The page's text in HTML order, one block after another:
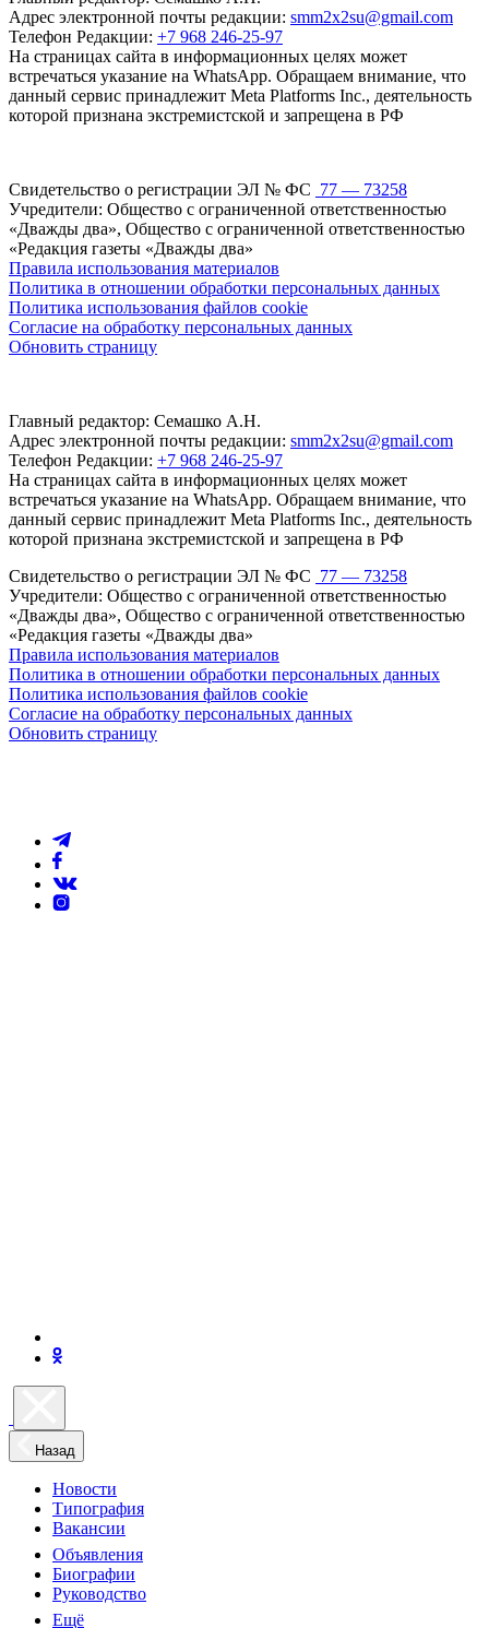
Адрес электронной почты редакции: smm2x2su@gmail.com
Телефон Редакции: +7 968 246-25-97
На страницах сайта в информационных целях может
встречаться указание на WhatsApp. Обращаем внимание, что
данный сервис принадлежит Meta Platforms Inc., деятельность
которой признана экстремистской и запрещена в РФ
Свидетельство о регистрации ЭЛ № ФС 77 — 73258
Учредители: Общество с ограниченной ответственностью
«Дважды два», Общество с ограниченной ответственностью
«Редакция газеты «Дважды два»
Правила использования материалов
Политика в отношении обработки персональных данных
Политика использования файлов cookie
Согласие на обработку персональных данных
Обновить страницу
Главный редактор: Семашко А.Н.
Адрес электронной почты редакции: smm2x2su@gmail.com
Телефон Редакции: +7 968 246-25-97
На страницах сайта в информационных целях может
встречаться указание на WhatsApp. Обращаем внимание, что
данный сервис принадлежит Meta Platforms Inc., деятельность
которой признана экстремистской и запрещена в РФ
Свидетельство о регистрации ЭЛ № ФС 77 — 73258
Учредители: Общество с ограниченной ответственностью
«Дважды два», Общество с ограниченной ответственностью
«Редакция газеты «Дважды два»
Правила использования материалов
Политика в отношении обработки персональных данных
Политика использования файлов cookie
Согласие на обработку персональных данных
Обновить страницу
Назад
Новости
Типография
Вакансии
Объявления
Биографии
Руководство
Ещё